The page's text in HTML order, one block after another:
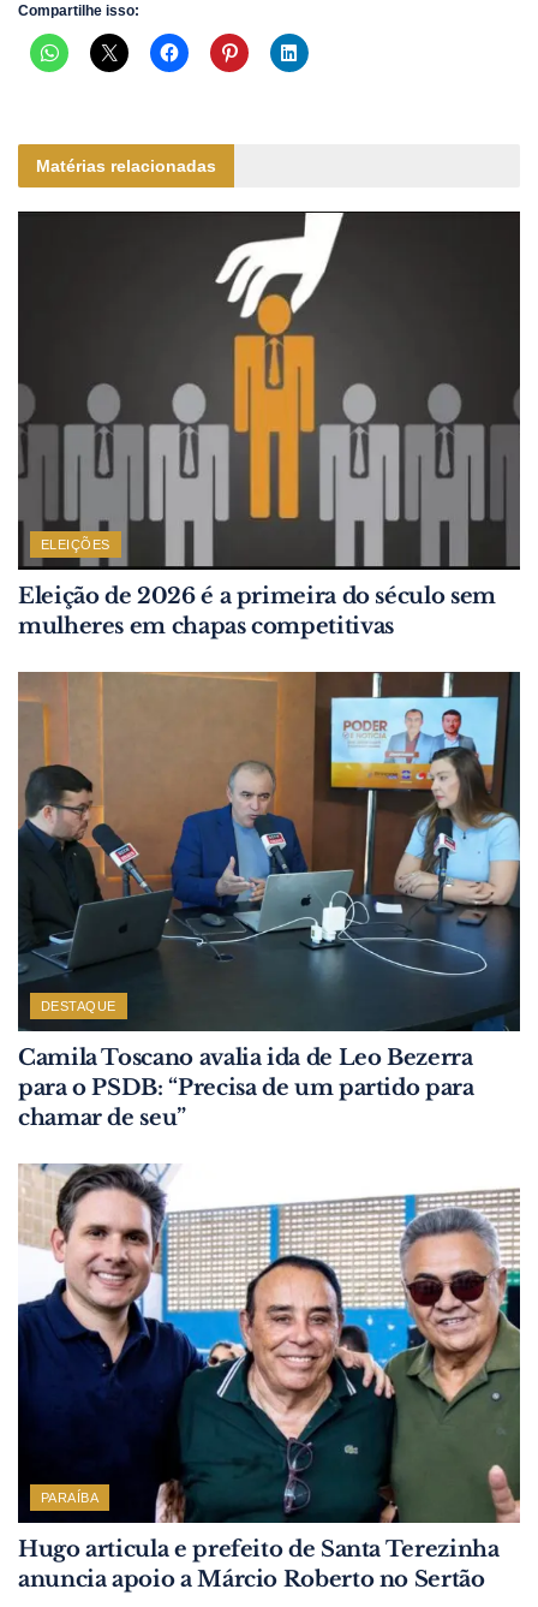
Compartilhe isso:
Matérias relacionadas
ELEIÇÕES
Eleição de 2026 é a primeira do século sem
mulheres em chapas competitivas
DESTAQUE
Camila Toscano avalia ida de Leo Bezerra
para o PSDB: “Precisa de um partido para
chamar de seu”
PARAÍBA
Hugo articula e prefeito de Santa Terezinha
anuncia apoio a Márcio Roberto no Sertão